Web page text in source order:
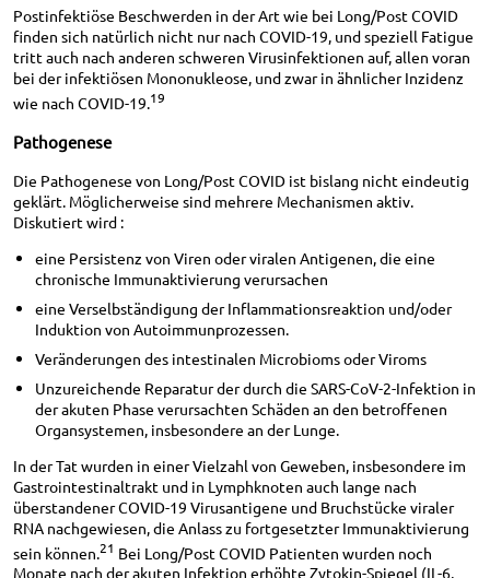
Postinfektiöse Beschwerden in der Art wie bei Long/Post COVID
finden sich natürlich nicht nur nach COVID-19, und speziell Fatigue
tritt auch nach anderen schweren Virusinfektionen auf, allen voran
bei der infektiösen Mononukleose, und zwar in ähnlicher Inzidenz
wie nach COVID-19.19
Pathogenese
Die Pathogenese von Long/Post COVID ist bislang nicht eindeutig
geklärt. Möglicherweise sind mehrere Mechanismen aktiv.
Diskutiert wird :
eine Persistenz von Viren oder viralen Antigenen, die eine
chronische Immunaktivierung verursachen
eine Verselbständigung der Inflammationsreaktion und/oder
Induktion von Autoimmunprozessen.
Veränderungen des intestinalen Microbioms oder Viroms
Unzureichende Reparatur der durch die SARS-CoV-2-Infektion in
der akuten Phase verursachten Schäden an den betroffenen
Organsystemen, insbesondere an der Lunge.
In der Tat wurden in einer Vielzahl von Geweben, insbesondere im
Gastrointestinaltrakt und in Lymphknoten auch lange nach
überstandener COVID-19 Virusantigene und Bruchstücke viraler
RNA nachgewiesen, die Anlass zu fortgesetzter Immunaktivierung
sein können. 21 Bei Long/Post COVID Patienten wurden noch
Monate nach der akuten Infektion erhöhte Zytokin-Spiegel (IL-6,